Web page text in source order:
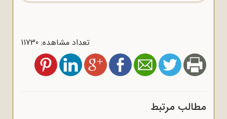
تعداد مشاهده: 11730
مطالب مرتبط